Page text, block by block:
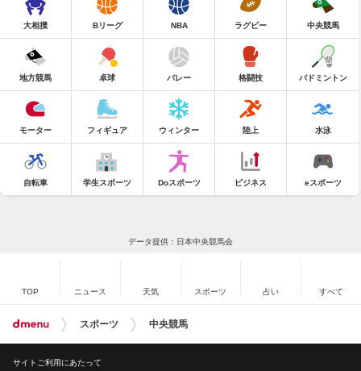
大相撲 Bリーグ NBA ラグビー 中央競馬
地方競馬 卓球 バレー 格闘技 バドミントン
モーター フィギュア ウィンター 陸上 水泳
自転車 学生スポーツ Doスポーツ ビジネス eスポーツ
データ提供：日本中央競馬会
TOP ニュース 天気 スポーツ 占い すべて
スポーツ 中央競馬
サイトご利用にあたって